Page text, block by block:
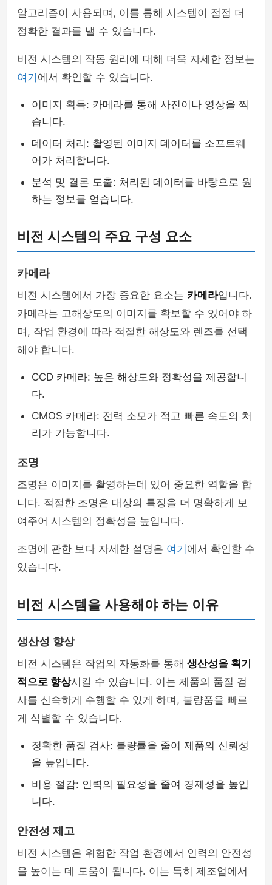
알고리즘이 사용되며, 이를 통해 시스템이 점점 더
정확한 결과를 낼 수 있습니다.
비전 시스템의 작동 원리에 대해 더욱 자세한 정보는
여기 에서 확인할 수 있습니다.
이미지 획득: 카메라를 통해 사진이나 영상을 찍
습니다.
데이터 처리: 촬영된 이미지 데이터를 소프트웨
어가 처리합니다.
분석 및 결론 도출: 처리된 데이터를 바탕으로 원
하는 정보를 얻습니다.
비전 시스템의 주요 구성 요소
카메라
비전 시스템에서 가장 중요한 요소는 카메라입니다.
카메라는 고해상도의 이미지를 확보할 수 있어야 하
며, 작업 환경에 따라 적절한 해상도와 렌즈를 선택
해야 합니다.
CCD 카메라: 높은 해상도와 정확성을 제공합니
다.
CMOS 카메라: 전력 소모가 적고 빠른 속도의 처
리가 가능합니다.
조명
조명은 이미지를 촬영하는데 있어 중요한 역할을 합
니다. 적절한 조명은 대상의 특징을 더 명확하게 보
여주어 시스템의 정확성을 높입니다.
조명에 관한 보다 자세한 설명은 여기 에서 확인할 수
있습니다.
비전 시스템을 사용해야 하는 이유
생산성 향상
비전 시스템은 작업의 자동화를 통해 생산성을 획기
적으로 향상시킬 수 있습니다. 이는 제품의 품질 검
사를 신속하게 수행할 수 있게 하며, 불량품을 빠르
게 식별할 수 있습니다.
정확한 품질 검사: 불량률을 줄여 제품의 신뢰성
을 높입니다.
비용 절감: 인력의 필요성을 줄여 경제성을 높입
니다.
안전성 제고
비전 시스템은 위험한 작업 환경에서 인력의 안전성
을 높이는 데 도움이 됩니다. 이는 특히 제조업에서